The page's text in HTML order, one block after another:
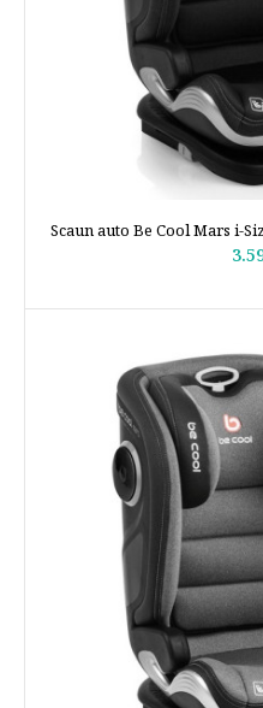
Scaun auto Be Cool Mars i-